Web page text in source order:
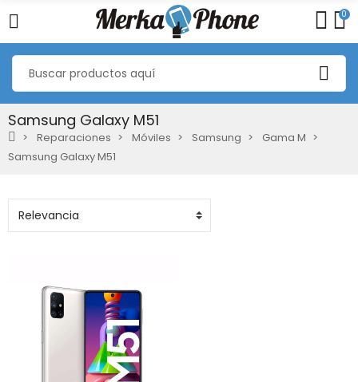
0
Samsung Galaxy M51
Reparaciones Móviles Samsung
Gama M
Samsung Galaxy M51